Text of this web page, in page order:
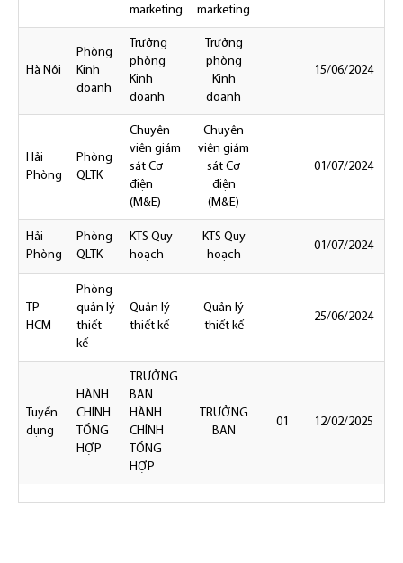
marketing
marketing
Hà Nội
Phòng
Kinh
doanh
Trưởng
phòng
Kinh
doanh
Trưởng
phòng
Kinh
doanh
15/06/2024
Hải
Phòng
Phòng
QLTK
Chuyên
viên giám
sát Cơ
điện
(M&E)
Chuyên
viên giám
sát Cơ
điện
(M&E)
01/07/2024
Hải
Phòng
Phòng
QLTK
KTS Quy
hoạch
KTS Quy
hoạch
01/07/2024
TP
HCM
Phòng
quản lý
thiết
kế
Quản lý
thiết kế
Quản lý
thiết kế
25/06/2024
Tuyển
dụng
HÀNH
CHÍNH
TỔNG
HỢP
TRƯỞNG
BAN
HÀNH
CHÍNH
TỔNG
HỢP
TRƯỞNG
BAN
01 12/02/2025